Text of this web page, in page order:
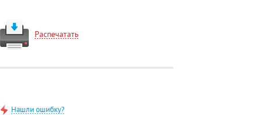
Распечатать
Нашли ошибку?